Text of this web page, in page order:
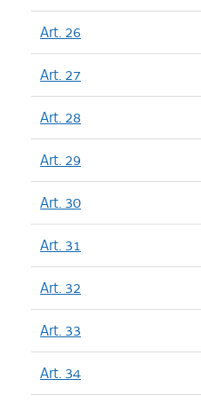
Art. 26
Art. 27
Art. 28
Art. 29
Art. 30
Art. 31
Art. 32
Art. 33
Art. 34